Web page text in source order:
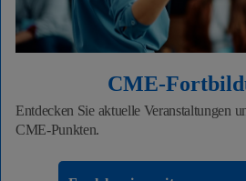
CME-
Entdecken Sie aktuelle Veranstaltungen
CME-Punkten.